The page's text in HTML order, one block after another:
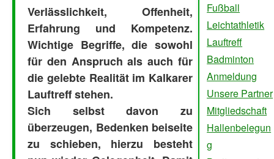
Verlässlichkeit, Offenheit,
Erfahrung und Kompetenz.
Wichtige Begriffe, die sowohl
für den Anspruch als auch für
die gelebte Realität im Kalkarer
Lauftreff stehen.
Sich selbst davon zu
überzeugen, Bedenken beiseite
zu schieben, hierzu besteht
Fußball
Leichtathletik
Lauftreff
Badminton
Anmeldung
Unsere Partner
Mitgliedschaft
Hallenbelegun
g